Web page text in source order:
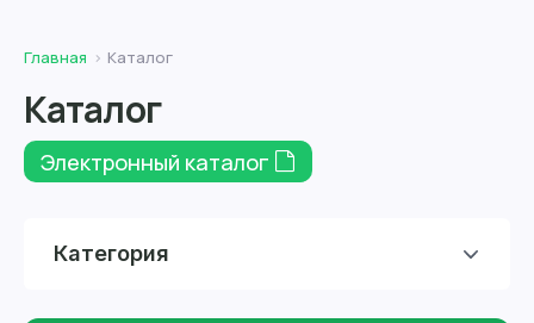
Главная Каталог
Каталог
Электронный каталог
Категория